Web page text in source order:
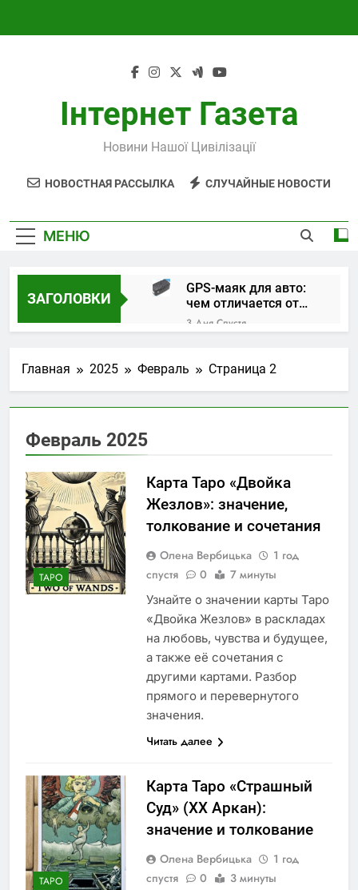
Інтернет Газета
Новини Нашої Цивілізації
НОВОСТНАЯ РАССЫЛКА СЛУЧАЙНЫЕ НОВОСТИ
МЕНЮ
ЗАГОЛОВКИ
GPS-маяк для авто:
чем отличается от
трекера и как
выбрать устройство
3 Дня Спустя
контрольно-
1 Неделя Спустя
Концерти у Світязі:
літня музична
цікаві музичні події
разом із MTicket
2 Недели Спустя
Чи можна
перевестися до
чеської школи
навчального року
2 Недели Спустя
Український бренд
Twice: сучасний
жіночий одяг,
створений для
комфорту та стилю
Главная 2025 Февраль Страница 2
Февраль 2025
ТАРО
Карта Таро «Двойка
Жезлов»: значение,
толкование и сочетания
Олена Вербицька
1 год
спустя
0 7 минуты
Узнайте о значении карты Таро
«Двойка Жезлов» в раскладах
на любовь, чувства и будущее,
а также её сочетания с
другими картами. Разбор
прямого и перевернутого
значения.
Читать далее
ТАРО
Карта Таро «Страшный
Суд» (XX Аркан):
значение и толкование
Олена Вербицька
1 год
спустя
0 3 минуты